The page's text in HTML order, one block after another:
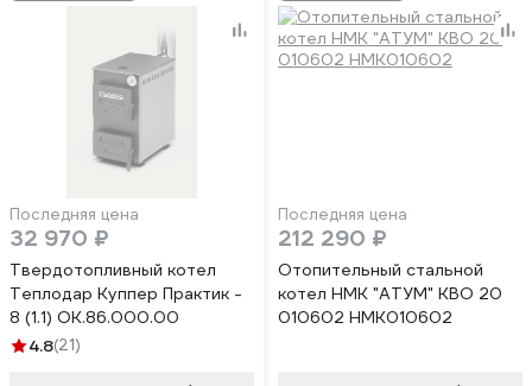
Последняя цена
32 970 ₽
Твердотопливный котел
Теплодар Куппер Практик -
8 (1.1) ОК.86.000.00
4.8(21)
Последняя цена
212 290 ₽
Отопительный стальной
котел НМК "АТУМ" КВО 20
010602 НМК010602